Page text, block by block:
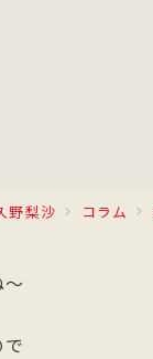
野梨沙 コラム